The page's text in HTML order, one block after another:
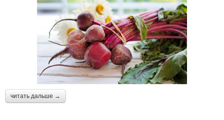
читать дальше →